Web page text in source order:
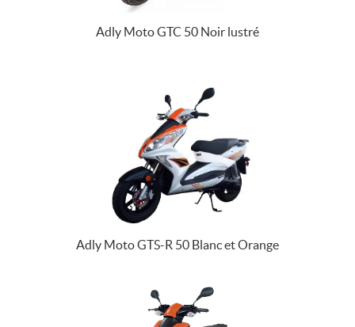
Adly Moto GTC 50 Noir lustré
Adly Moto GTS-R 50 Blanc et Orange